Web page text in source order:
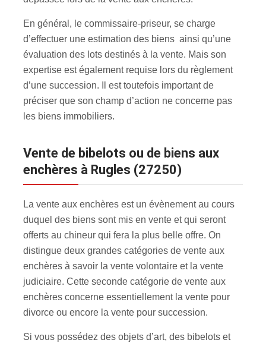
En général, le commissaire-priseur, se charge
d’effectuer une estimation des biens ainsi qu’une
évaluation des lots destinés à la vente. Mais son
expertise est également requise lors du règlement
d’une succession. Il est toutefois important de
préciser que son champ d’action ne concerne pas
les biens immobiliers.
Vente de bibelots ou de biens aux
enchères à Rugles (27250)
La vente aux enchères est un évènement au cours
duquel des biens sont mis en vente et qui seront
offerts au chineur qui fera la plus belle offre. On
distingue deux grandes catégories de vente aux
enchères à savoir la vente volontaire et la vente
judiciaire. Cette seconde catégorie de vente aux
enchères concerne essentiellement la vente pour
divorce ou encore la vente pour succession.
Si vous possédez des objets d’art, des bibelots et